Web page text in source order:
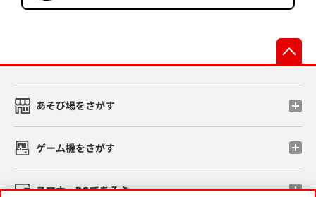
あそび場をさがす
ゲーム機をさがす
スマホ・PCであそぶ